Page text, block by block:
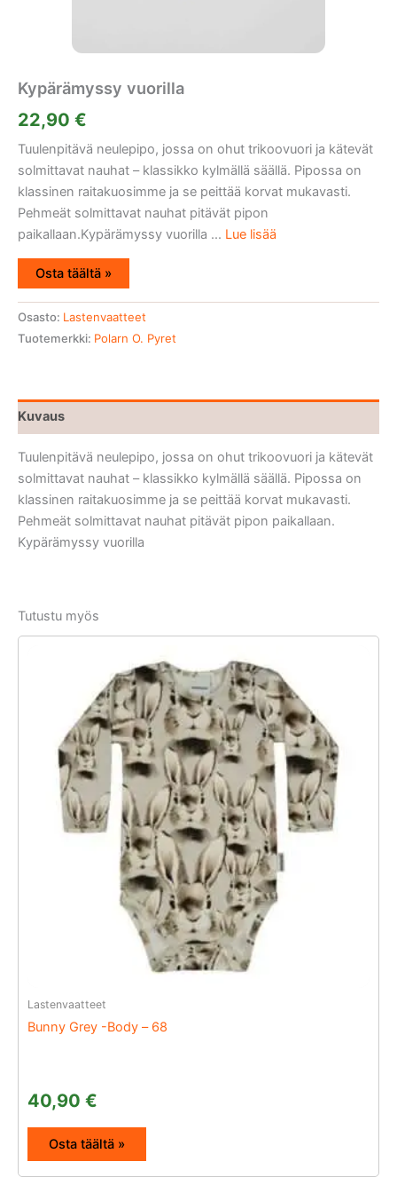
Kypärämyssy vuorilla
22,90 €
Tuulenpitävä neulepipo, jossa on ohut trikoovuori ja kätevät
solmittavat nauhat – klassikko kylmällä säällä. Pipossa on
klassinen raitakuosimme ja se peittää korvat mukavasti.
Pehmeät solmittavat nauhat pitävät pipon
paikallaan.Kypärämyssy vuorilla ... Lue lisää
Osta täältä »
Osasto: Lastenvaatteet
Tuotemerkki: Polarn O. Pyret
Kuvaus
Tuulenpitävä neulepipo, jossa on ohut trikoovuori ja kätevät
solmittavat nauhat – klassikko kylmällä säällä. Pipossa on
klassinen raitakuosimme ja se peittää korvat mukavasti.
Pehmeät solmittavat nauhat pitävät pipon paikallaan.
Kypärämyssy vuorilla
Tutustu myös
Lastenvaatteet
Bunny Grey -Body – 68
40,90 €
Osta täältä »